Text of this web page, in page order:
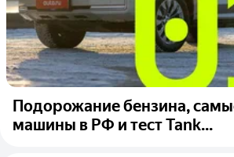
Подорожание бензина,
машины в РФ и тест Tank...